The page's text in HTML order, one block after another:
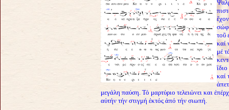
τοῦ
καί
μέ
καί
μεγάλη παύση. Τό μαρτύριο τελειώνει και
αὐτήν τήν στιγμή ἐκτός ἀπό τήν σιωπή.